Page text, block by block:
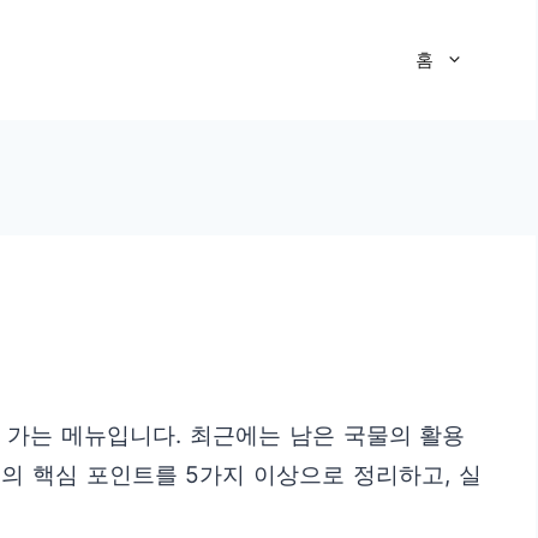
홈
는 메뉴입니다. 최근에는 남은 국물의 활용
핵심 포인트를 5가지 이상으로 정리하고, 실